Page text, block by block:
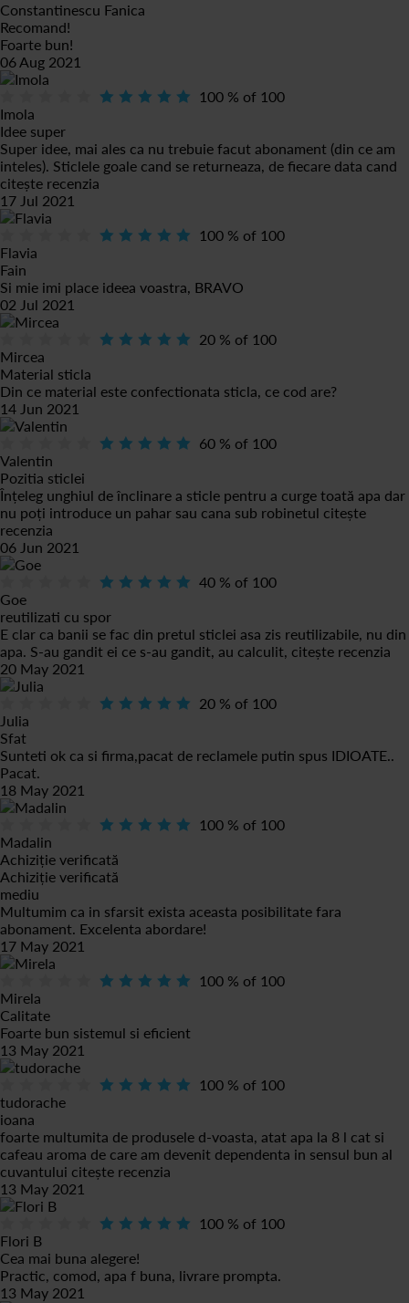
Constantinescu Fanica
Recomand!
Foarte bun!
06 Aug 2021
100 % of 100
Imola
Idee super
Super idee, mai ales ca nu trebuie facut abonament (din ce am
inteles). Sticlele goale cand se returneaza, de fiecare data cand
citește recenzia
17 Jul 2021
100 % of 100
Flavia
Fain
Si mie imi place ideea voastra, BRAVO
02 Jul 2021
20 % of 100
Mircea
Material sticla
Din ce material este confectionata sticla, ce cod are?
14 Jun 2021
60 % of 100
Valentin
Pozitia sticlei
Înțeleg unghiul de înclinare a sticle pentru a curge toată apa dar
nu poți introduce un pahar sau cana sub robinetul citește
recenzia
06 Jun 2021
40 % of 100
Goe
reutilizati cu spor
E clar ca banii se fac din pretul sticlei asa zis reutilizabile, nu din
apa. S-au gandit ei ce s-au gandit, au calculit, citește recenzia
20 May 2021
20 % of 100
Julia
Sfat
Sunteti ok ca si firma,pacat de reclamele putin spus IDIOATE..
Pacat.
18 May 2021
100 % of 100
Madalin
Achiziție verificată
Achiziție verificată
mediu
Multumim ca in sfarsit exista aceasta posibilitate fara
abonament. Excelenta abordare!
17 May 2021
100 % of 100
Mirela
Calitate
Foarte bun sistemul si eficient
13 May 2021
100 % of 100
tudorache
ioana
foarte multumita de produsele d-voasta, atat apa la 8 l cat si
cafeau aroma de care am devenit dependenta in sensul bun al
cuvantului citește recenzia
13 May 2021
100 % of 100
Flori B
Cea mai buna alegere!
Practic, comod, apa f buna, livrare prompta.
13 May 2021